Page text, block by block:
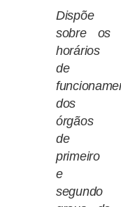
Dispõe
sobre os
horários
de
dos
órgãos
de
primeiro
e
segundo